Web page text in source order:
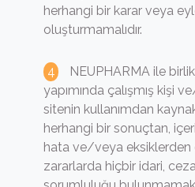
herhangi bir karar veya
oluşturmamalıdır.
NEUPHARMA ile
yapımında çalışmış kişi
sitenin kullanımdan
herhangi bir sonuçtan,
hata ve/veya eksiklerden
zararlarda hiçbir idari,